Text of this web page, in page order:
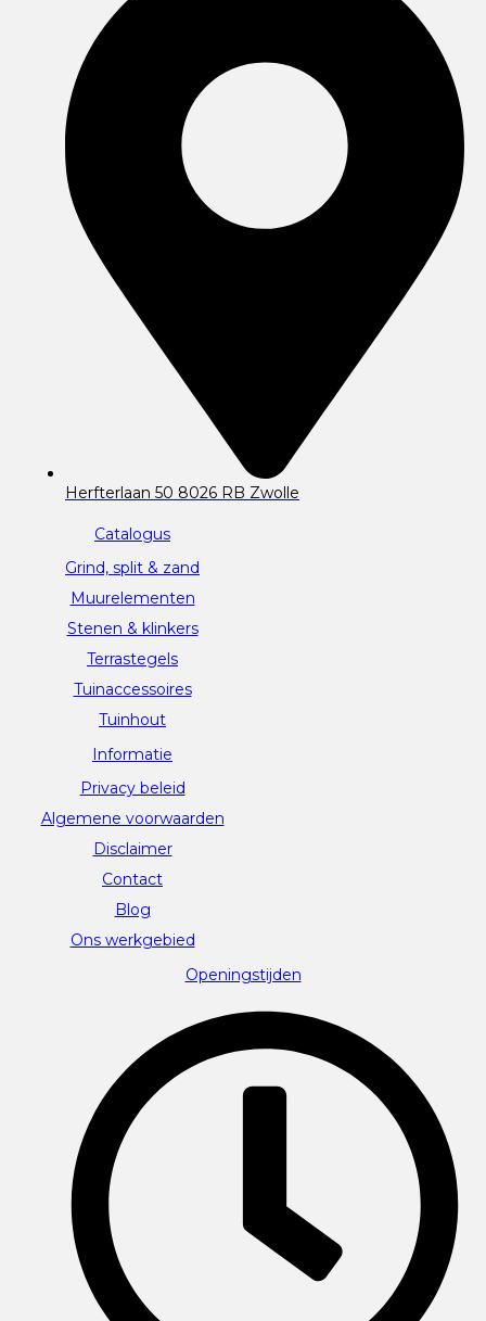
Herfterlaan 50 8026 RB Zwolle
Catalogus
Grind, split & zand
Muurelementen
Stenen & klinkers
Terrastegels
Tuinaccessoires
Tuinhout
Informatie
Privacy beleid
Algemene voorwaarden
Disclaimer
Contact
Blog
Ons werkgebied
Openingstijden